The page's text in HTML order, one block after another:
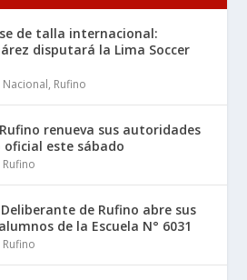
de talla internacional:
disputará la Lima Soccer
Nacional, Rufino
Rufino renueva sus autoridades
oficial este sábado
Rufino
Deliberante de Rufino abre sus
de la Escuela N° 6031
Rufino